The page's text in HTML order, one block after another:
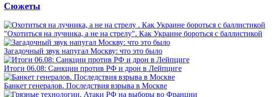
Сюжеты
"Охотиться на лучника, а не на стрелу". Как Украине бороться с баллистикой
Загадочный звук напугал Москву: что это было
Итоги 06.08: Санкции против РФ и дрон в Лейпциге
Банкет генералов. Последствия взрыва в Москве